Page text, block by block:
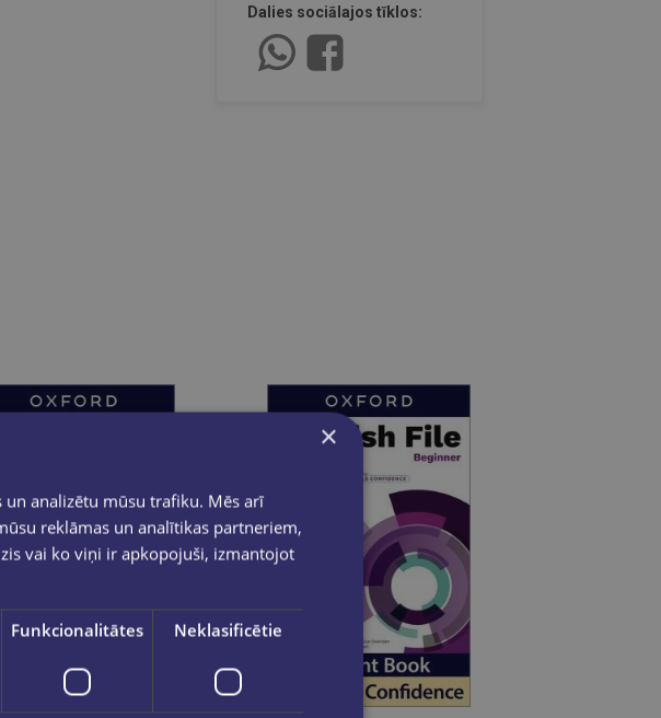
Dalies sociālajos tīklos:
×
analizētu mūsu trafiku. Mēs arī
reklāmas un analītikas partneriem,
vai ko viņi ir apkopojuši, izmantojot
Funkcionalitātes Neklasificētie